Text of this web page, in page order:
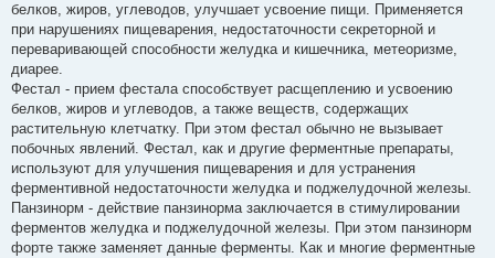
белков, жиров, углеводов, улучшает усвоение пищи. Применяется
при нарушениях пищеварения, недостаточности секреторной и
переваривающей способности желудка и кишечника, метеоризме,
диарее.
Фестал - прием фестала способствует расщеплению и усвоению
белков, жиров и углеводов, а также веществ, содержащих
растительную клетчатку. При этом фестал обычно не вызывает
побочных явлений. Фестал, как и другие ферментные препараты,
используют для улучшения пищеварения и для устранения
ферментивной недостаточности желудка и поджелудочной железы.
Панзинорм - действие панзинорма заключается в стимулировании
ферментов желудка и поджелудочной железы. При этом панзинорм
форте также заменяет данные ферменты. Как и многие ферментные